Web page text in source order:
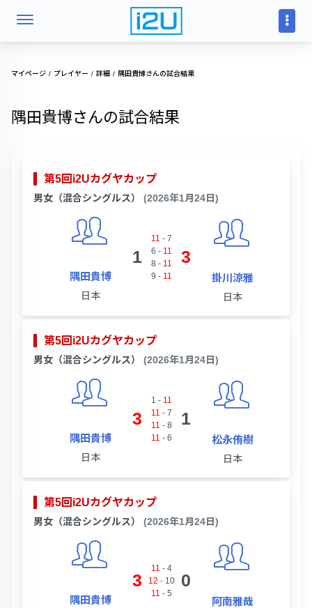
マイページ プレイヤー 詳細 隅田貴博さんの試合結果
隅田貴博さんの試合結果
第5回i2Uカグヤカップ
男女（混合シングルス） (2026年1月24日)
隅田貴博
日本
1
11 - 7
6 - 11
8 - 11
9 - 11
3
掛川涼雅
日本
第5回i2Uカグヤカップ
男女（混合シングルス） (2026年1月24日)
隅田貴博
日本
3
1 - 11
11 - 7
11 - 8
11 - 6
1
松永侑樹
日本
第5回i2Uカグヤカップ
男女（混合シングルス） (2026年1月24日)
隅田貴博
3
11 - 4
12 - 10
11 - 5
0
阿南雅哉